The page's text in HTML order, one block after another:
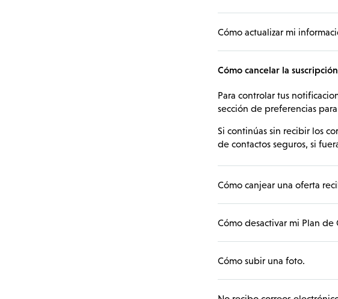
Cómo actualizar mi
Cómo cancelar la
Para controlar tus
sección de preferencias
Si continúas sin recibir los
de contactos seguros, si
Cómo canjear una oferta
Cómo desactivar mi Plan de
Cómo subir una foto.